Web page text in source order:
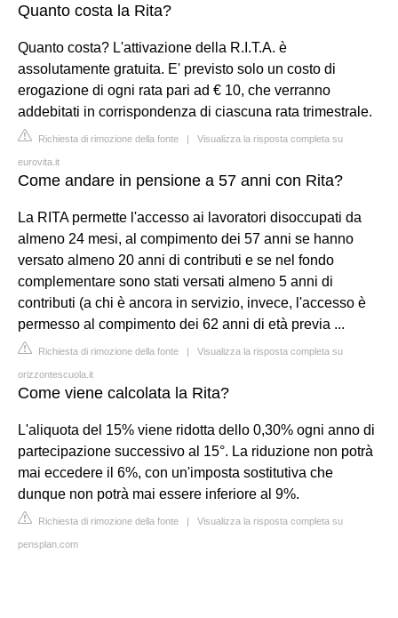
Quanto costa la Rita?
Quanto costa? L'attivazione della R.I.T.A. è
assolutamente gratuita. E' previsto solo un costo di
erogazione di ogni rata pari ad € 10, che verranno
addebitati in corrispondenza di ciascuna rata trimestrale.
Richiesta di rimozione della fonte | Visualizza la risposta completa su
eurovita.it
Come andare in pensione a 57 anni con Rita?
La RITA permette l'accesso ai lavoratori disoccupati da
almeno 24 mesi, al compimento dei 57 anni se hanno
versato almeno 20 anni di contributi e se nel fondo
complementare sono stati versati almeno 5 anni di
contributi (a chi è ancora in servizio, invece, l'accesso è
permesso al compimento dei 62 anni di età previa ...
Richiesta di rimozione della fonte | Visualizza la risposta completa su
orizzontescuola.it
Come viene calcolata la Rita?
L'aliquota del 15% viene ridotta dello 0,30% ogni anno di
partecipazione successivo al 15°. La riduzione non potrà
mai eccedere il 6%, con un'imposta sostitutiva che
dunque non potrà mai essere inferiore al 9%.
Richiesta di rimozione della fonte | Visualizza la risposta completa su
pensplan.com